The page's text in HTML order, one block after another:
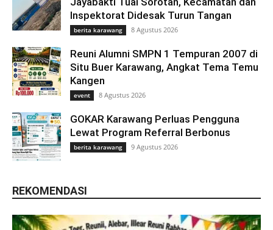
Inspektorat Didesak Turun Tangan
berita karawang 8 Agustus 2026
Reuni Alumni SMPN 1 Tempuran 2007 di
Situ Buer Karawang, Angkat Tema Temu
Kangen
event 8 Agustus 2026
GOKAR Karawang Perluas Pengguna
Lewat Program Referral Berbonus
berita karawang 9 Agustus 2026
REKOMENDASI